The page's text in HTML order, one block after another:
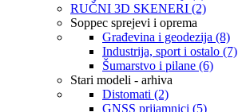
RUČNI 3D SKENERI (2)
Soppec sprejevi i oprema
Građevina i geodezija (8)
Industrija, sport i ostalo (7)
Šumarstvo i pilane (6)
Stari modeli - arhiva
Distomati (2)
GNSS prijamnici (5)